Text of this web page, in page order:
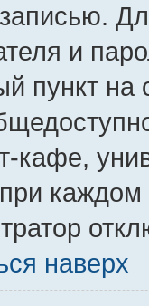
и
пункт
кафе,
каждом
наверх